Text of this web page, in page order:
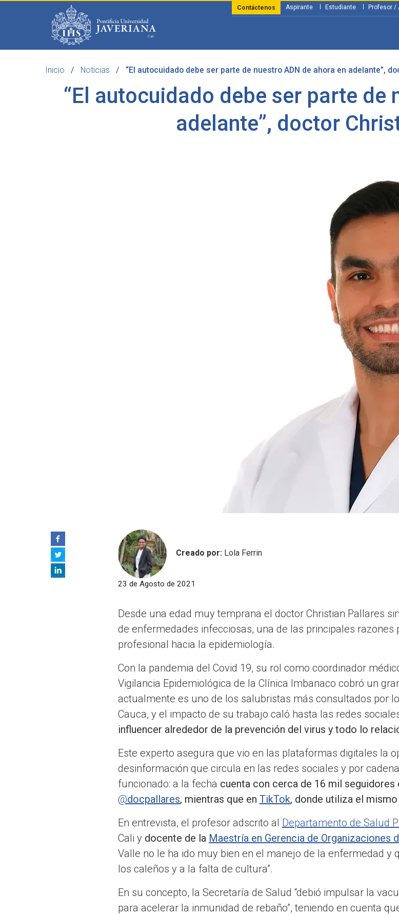
Aspirante Estudiante Profesor /
Contáctenos
Inicio Noticias “El autocuidado debe ser parte de nuestro ADN de ahora en adelante”,
“El autocuidado debe ser parte de
adelante”, doctor
Creado por: Lola Ferrin
23 de Agosto de 2021
Desde una edad muy temprana el doctor Christian Pallares
de enfermedades infecciosas, una de las principales razones
profesional hacia la epidemiología.
Con la pandemia del Covid 19, su rol como coordinador
Vigilancia Epidemiológica de la Clínica Imbanaco cobró un
actualmente es uno de los salubristas más consultados por
Cauca, y el impacto de su trabajo caló hasta las redes
influencer alrededor de la prevención del virus y todo lo
Este experto asegura que vio en las plataformas digitales la
desinformación que circula en las redes sociales y por
funcionado: a la fecha cuenta con cerca de 16 mil seguidores
@docpallares, mientras que en TikTok, donde utiliza el
En entrevista, el profesor adscrito al Departamento de Salud
Cali y docente de la Maestría en Gerencia de Organizaciones
Valle no le ha ido muy bien en el manejo de la enfermedad y
los caleños y a la falta de cultura”.
En su concepto, la Secretaría de Salud “debió impulsar la
para acelerar la inmunidad de rebaño”, teniendo en cuenta